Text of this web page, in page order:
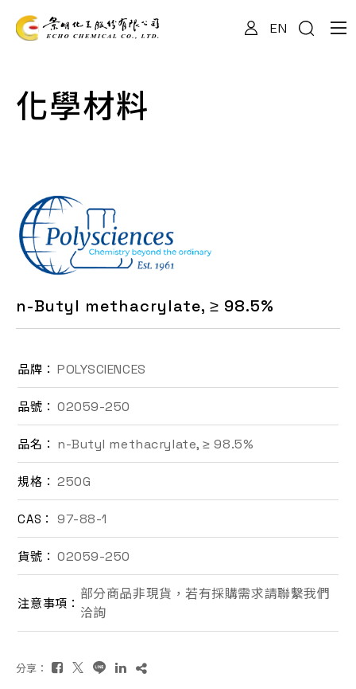
EN
化學材料
n-Butyl methacrylate, ≥ 98.5%
品牌： POLYSCIENCES
品號： 02059-250
品名： n-Butyl methacrylate, ≥ 98.5%
規格： 250G
CAS： 97-88-1
貨號： 02059-250
注意事項：
部分商品非現貨，若有採購需求請聯繫我們
洽詢
分享：
關於我們
產品資訊
最新消息
檔案下載
聯絡我們
EN
詢價車